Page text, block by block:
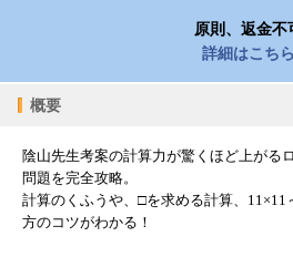
原則、返金不
詳細はこちら
概要
陰山先生考案の計算力が驚くほど上がる
問題を完全攻略。
計算のくふうや、□を求める計算、11×11
方のコツがわかる！